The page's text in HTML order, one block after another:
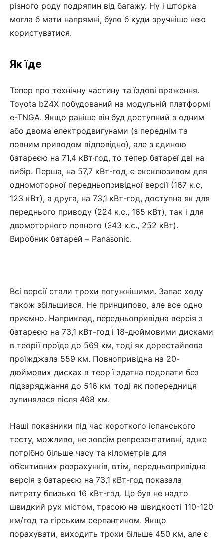
різного роду подряпин від багажу. Ну і шторка
могла б мати напрямні, було б куди зручніше нею
користуватися.
Як їде
Тепер про технічну частину та їздові враження.
Toyota bZ4X побудований на модульній платформі
e-TNGA. Якщо раніше він буд доступний з одним
або двома електродвигунами (з переднім та
повним приводом відповідно), але з єдиною
батареєю на 71,4 кВт·год, то тепер батареї дві на
вибір. Перша, на 57,7 кВт-год, є ексклюзивом для
одномоторної передньопривідної версії (167 к.с,
123 кВт), а друга, на 73,1 кВт-год, доступна як для
переднього приводу (224 к.с., 165 кВт), так і для
двомоторного повного (343 к.с., 252 кВт).
Виробник батарей – Panasonic.
Всі версії стали трохи потужнішими. Запас ходу
також збільшився. Не принципово, але все одно
приємно. Наприклад, передньопривідна версія з
батареєю на 73,1 кВт-год і 18-дюймовими дисками
в теорії проїде до 569 км, тоді як дорестайлова
проїжджала 559 км. Повнопривідна на 20-
дюймових дисках в теорії здатна подолати без
підзаряджання до 516 км, тоді як попередниця
зупинялася після 468 км.
Наші показники під час короткого іспанського
тесту, можливо, не зовсім репрезентативні, адже
потрібно більше часу та кілометрів для
об’єктивних розрахунків, втім, передньопривідна
версія з батареєю на 73,1 кВт-год показала
витрату близько 16 кВт-год. Це був не надто
швидкий рух містом, трасою на швидкості 110-120
км/год та гірським серпантином. Якщо
порахувати, виходить трохи більше 450 км, але є